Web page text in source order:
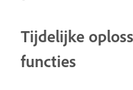
Tijdelijke
functies